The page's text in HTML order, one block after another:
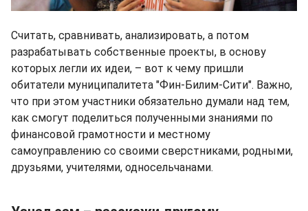
Считать, сравнивать, анализировать, а потом
разрабатывать собственные проекты, в основу
которых легли их идеи, – вот к чему пришли
обитатели муниципалитета "Фин-Билим-Сити". Важно,
что при этом участники обязательно думали над тем,
как смогут поделиться полученными знаниями по
финансовой грамотности и местному
самоуправлению со своими сверстниками, родными,
друзьями, учителями, односельчанами.